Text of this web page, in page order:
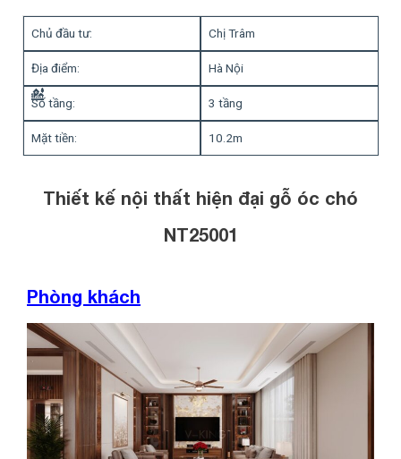
Chủ đầu tư: Chị Trâm
Địa điểm: Hà Nội
Số tầng: 3 tầng
Mặt tiền: 10.2m
Thiết kế nội thất hiện đại gỗ óc chó
NT25001
Phòng khách